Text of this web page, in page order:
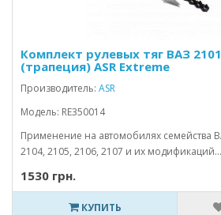
Комплект рулевых тяг ВАЗ
(трапеция) ASR Extreme
Производитель: ASR
Модель: RE350014
Применение на автомобилях семейства
2104, 2105, 2106, 2107 и их модификаций...
1530 грн.
КУПИТЬ